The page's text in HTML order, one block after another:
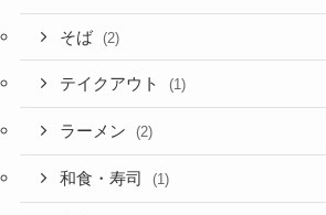
そば (2)
テイクアウト (1)
ラーメン (2)
和食・寿司 (1)